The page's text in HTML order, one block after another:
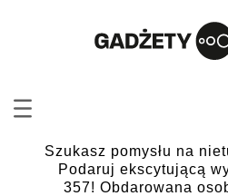
Szukasz pomysłu na
Podaruj ekscytującą
357! Obdarowana